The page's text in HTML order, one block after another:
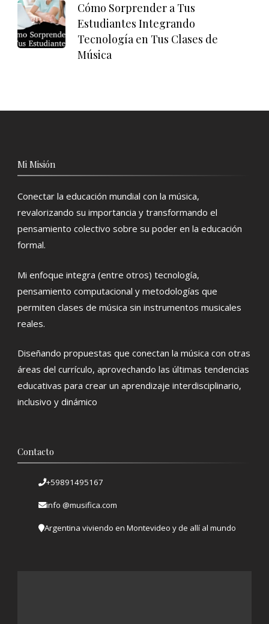
Cómo Sorprender a Tus
Estudiantes Integrando
Tecnología en Tus Clases de
Música
Mi Misión
Conectar la educación mundial con la música,
revalorizando su importancia y transformando el
pensamiento colectivo sobre su poder en la educación
formal.
Mi enfoque integra (entre otros) tecnología,
pensamiento computacional y metodologías que
permiten clases de música sin instrumentos musicales
reales.
Diseñando propuestas que conectan la música con otras
áreas del currículo, aprovechando las últimas tendencias
educativas para crear un aprendizaje interdisciplinario,
inclusivo y dinámico
Contacto
+59891495167
info @musifica.com
Argentina viviendo en Montevideo y de allí al mundo